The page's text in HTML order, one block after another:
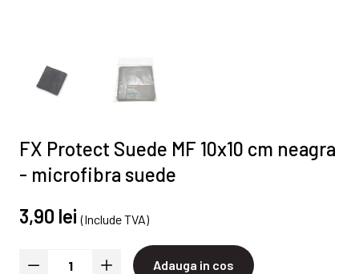
FX Protect Suede MF 10x10 cm neagra
- microfibra suede
3,90 lei (Include TVA)
Adauga in cos